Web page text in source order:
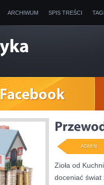
ARCHIWUM SPIS TREŚCI TAGI
ADMIN
Zioła od
doceniać świat